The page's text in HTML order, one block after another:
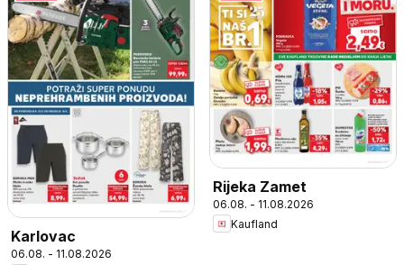
Karlovac
06.08. - 11.08.2026
Rijeka Zamet
06.08. - 11.08.2026
Kaufland